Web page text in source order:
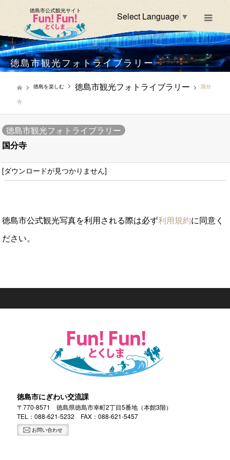
徳島市公式観光サイト Select Language ▼
徳島市観光フォトライブラリー
徳島を楽しむ 徳島市観光フォトライブラリー 国分
寺
徳島市観光フォトライブラリー
国分寺
[ダウンロードが見つかりません]
徳島市公式観光写真を利用される際は必ず利用規約に同意く
ださい。
徳島市にぎわい交流課
〒770-8571 徳島県徳島市幸町2丁目5番地（本館3階）
TEL：088-621-5232 FAX：088-621-5457
お問い合わせ